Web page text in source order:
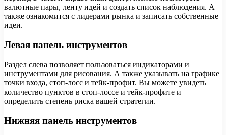
валютные пары, ленту идей и создать список наблюдения. А
также ознакомится с лидерами рынка и записать собственные
идеи.
Левая панель инструментов
Раздел слева позволяет пользоваться индикаторами и
инструментами для рисования. А также указывать на графике
точки входа, стоп-лосс и тейк-профит. Вы можете увидеть
количество пунктов в стоп-лоссе и тейк-профите и
определить степень риска вашей стратегии.
Нижняя панель инструментов